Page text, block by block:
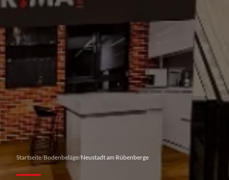
Startseite/Bodenbeläge/Neustadt am Rübenberge